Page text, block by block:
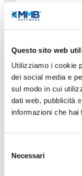
Questo sito web
Utilizziamo i cookie
dei social media e
sul modo in cui
dati web, pubblicità
informazioni che
delNecessari
SCOPRI DI